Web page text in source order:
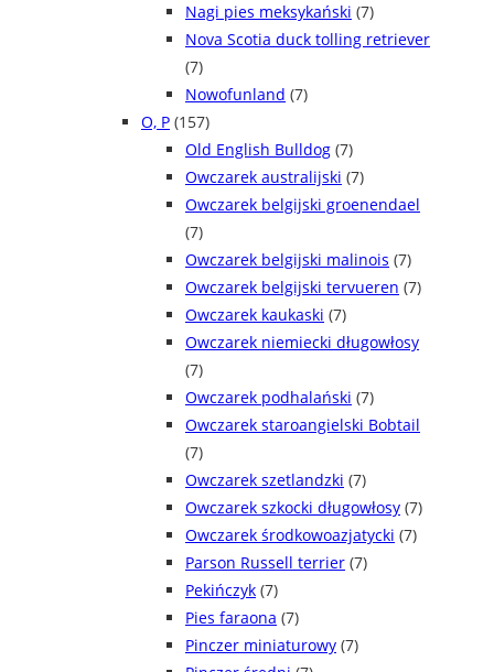
Nagi pies meksykański (7)
Nova Scotia duck tolling retriever
(7)
Nowofunland (7)
O, P (157)
Old English Bulldog (7)
Owczarek australijski (7)
Owczarek belgijski groenendael
(7)
Owczarek belgijski malinois (7)
Owczarek belgijski tervueren (7)
Owczarek kaukaski (7)
Owczarek niemiecki długowłosy
(7)
Owczarek podhalański (7)
Owczarek staroangielski Bobtail
(7)
Owczarek szetlandzki (7)
Owczarek szkocki długowłosy (7)
Owczarek środkowoazjatycki (7)
Parson Russell terrier (7)
Pekińczyk (7)
Pies faraona (7)
Pinczer miniaturowy (7)